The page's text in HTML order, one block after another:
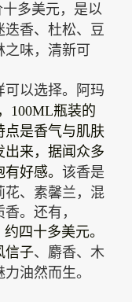
十多美元，是以
迭香、杜松、豆
之味，清新可
可以选择。阿玛
100ML瓶装的
点是香气与肌肤
出来，据闻众多
好感。 该香是
花、素馨兰，混
。还有，
四十多美元。
信子、麝香、木
油然而生。